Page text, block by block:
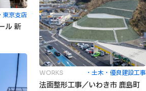
東京支店
ル 新
WORKS 土木 優良建設工事
法面整形工事／いわき市 鹿島町